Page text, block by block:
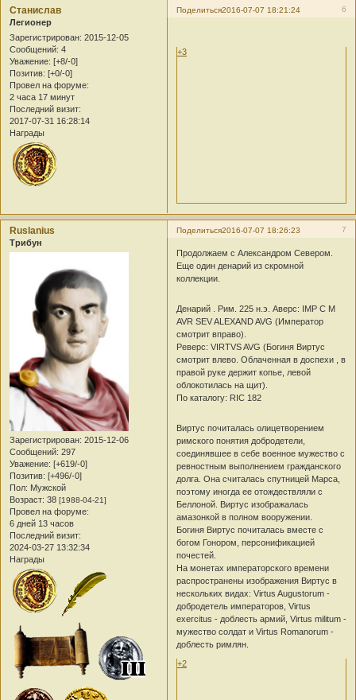
Поделиться 6
2016-07-07 18:21:24
Станислав
Легионер
Зарегистрирован: 2015-12-05
Сообщений: 4
Уважение: [+8/-0]
Позитив: [+0/-0]
Провел на форуме:
2 часа 17 минут
Последний визит:
2017-07-31 16:28:14
Награды
+3
Поделиться 7
2016-07-07 18:26:23
Ruslanius
Трибун
Зарегистрирован: 2015-12-06
Сообщений: 297
Уважение: [+619/-0]
Позитив: [+496/-0]
Пол: Мужской
Возраст: 38 [1988-04-21]
Провел на форуме:
6 дней 13 часов
Последний визит:
2024-03-27 13:32:34
Награды
Продолжаем с Александром Севером.
Еще один денарий из скромной
коллекции.
Денарий . Рим. 225 н.э. Аверс: IMP C M
AVR SEV ALEXAND AVG (Император
смотрит вправо).
Реверс: VIRTVS AVG (Богиня Виртус
смотрит влево. Облаченная в доспехи , в
правой руке держит копье, левой
облокотилась на щит).
По каталогу: RIC 182
Виртус почиталась олицетворением
римского понятия добродетели,
соединявшее в себе военное мужество с
ревностным выполнением гражданского
долга. Она считалась спутницей Марса,
поэтому иногда ее отождествляли с
Беллоной. Виртус изображалась
амазонкой в полном вооружении.
Богиня Виртус почиталась вместе с
богом Гонором, персонификацией
почестей.
На монетах императорского времени
распространены изображения Виртус в
нескольких видах: Virtus Augustorum -
добродетель императоров, Virtus
exercitus - доблесть армий, Virtus militum -
мужество солдат и Virtus Romanorum -
доблесть римлян.
+2